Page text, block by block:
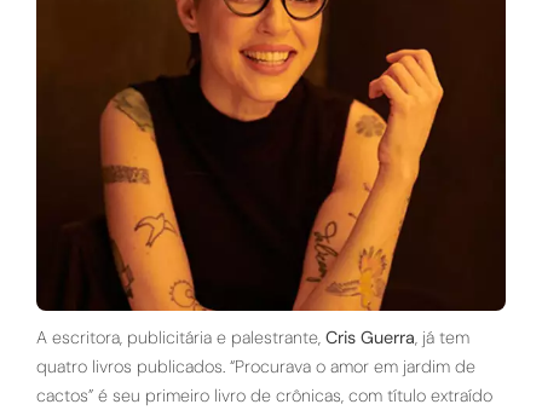
A escritora, publicitária e palestrante, Cris Guerra, já tem
quatro livros publicados. “Procurava o amor em jardim de
cactos” é seu primeiro livro de crônicas, com título extraído